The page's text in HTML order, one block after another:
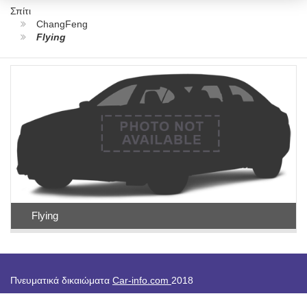
Σπίτι
ChangFeng
Flying
Flying
Πνευματικά δικαιώματα Car-info.com 2018